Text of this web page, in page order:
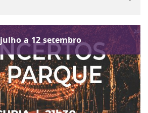
julho a 12 setembro